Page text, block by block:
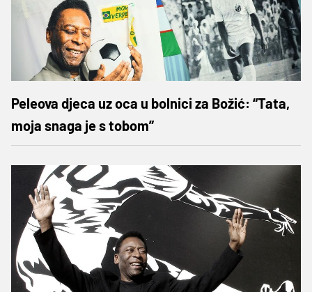
Peleova djeca uz oca u bolnici za Božić: “Tata,
moja snaga je s tobom”